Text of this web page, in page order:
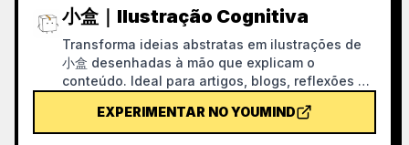
小盒｜Ilustração Cognitiva
Transforma ideias abstratas em ilustrações de
小盒 desenhadas à mão que explicam o
conteúdo. Ideal para artigos, blogs, reflexões de
e notas de conhecimento; a 小盒 permanece
sempre fechada e realiza pessoalmente as
EXPERIMENTAR NO YOUMIND